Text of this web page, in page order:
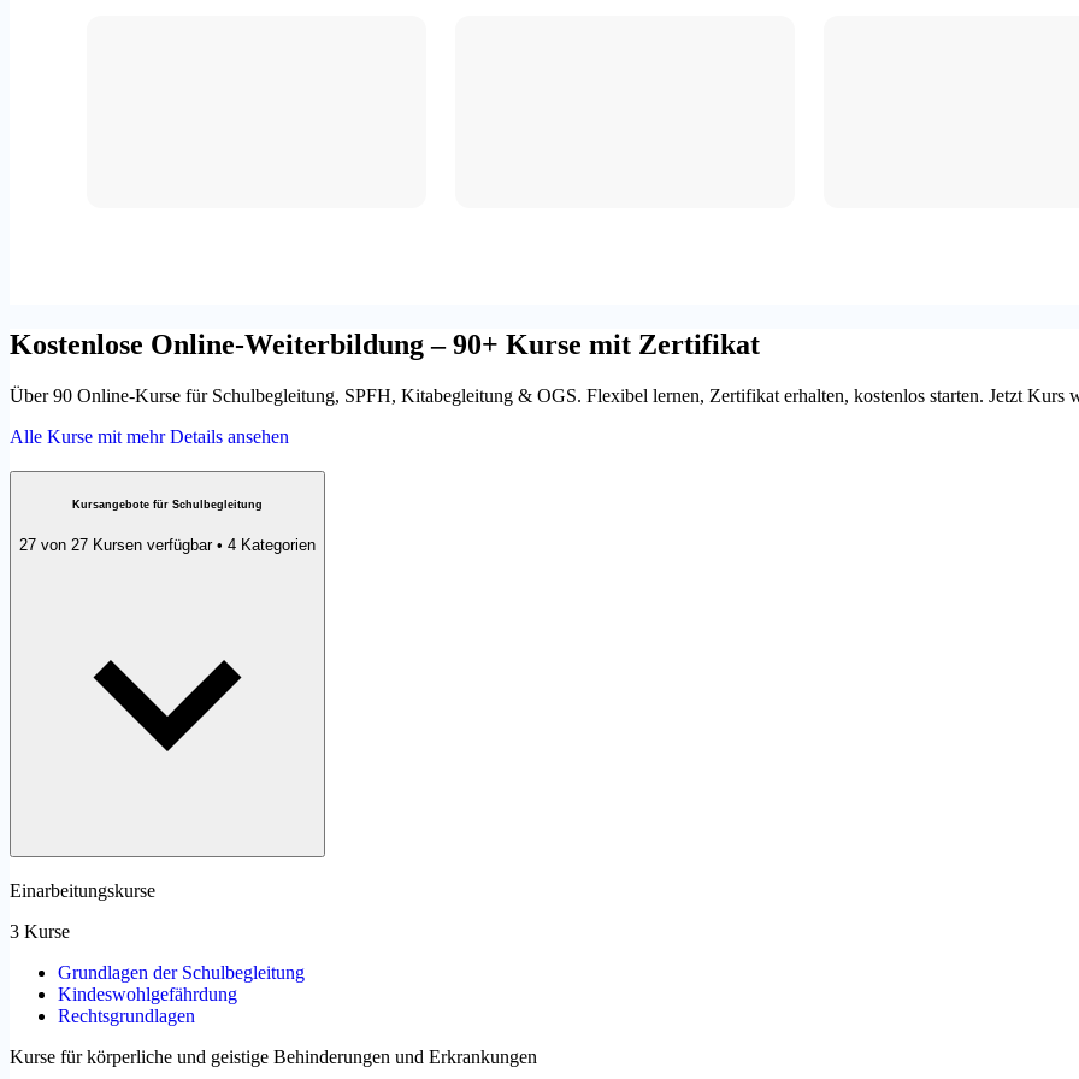
Kostenlose Online-Weiterbildung – 90+ Kurse mit Zertifikat
Über 90 Online-Kurse für Schulbegleitung, SPFH, Kitabegleitung & OGS. Flexibel lernen, Zertifikat erhalten, kostenlos starten. Jetzt Kurs
Alle Kurse mit mehr Details ansehen
Kursangebote für Schulbegleitung
27 von 27 Kursen verfügbar • 4 Kategorien
Einarbeitungskurse
3 Kurse
Grundlagen der Schulbegleitung
Kindeswohlgefährdung
Rechtsgrundlagen
Kurse für körperliche und geistige Behinderungen und Erkrankungen